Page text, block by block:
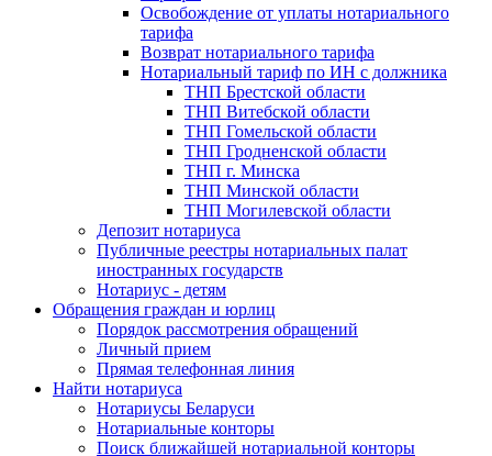
Освобождение от уплаты нотариального
тарифа
Возврат нотариального тарифа
Нотариальный тариф по ИН с должника
ТНП Брестской области
ТНП Витебской области
ТНП Гомельской области
ТНП Гродненской области
ТНП г. Минска
ТНП Минской области
ТНП Могилевской области
Депозит нотариуса
Публичные реестры нотариальных палат
иностранных государств
Нотариус - детям
Обращения граждан и юрлиц
Порядок рассмотрения обращений
Личный прием
Прямая телефонная линия
Найти нотариуса
Нотариусы Беларуси
Нотариальные конторы
Поиск ближайшей нотариальной конторы